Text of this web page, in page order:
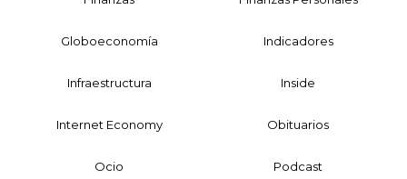
Globoeconomía Indicadores
Infraestructura Inside
Internet Economy Obituarios
Ocio Podcast